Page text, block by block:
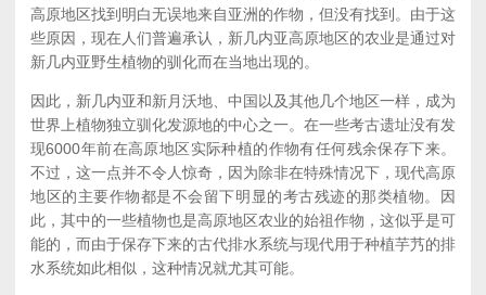
高原地区找到明白无误地来自亚洲的作物，但没有找到。由于这
些原因，现在人们普遍承认，新几内亚高原地区的农业是通过对
新几内亚野生植物的驯化而在当地出现的。
因此，新几内亚和新月沃地、中国以及其他几个地区一样，成为
世界上植物独立驯化发源地的中心之一。在一些考古遗址没有发
现6000年前在高原地区实际种植的作物有任何残余保存下来。
不过，这一点并不令人惊奇，因为除非在特殊情况下，现代高原
地区的主要作物都是不会留下明显的考古残迹的那类植物。因
此，其中的一些植物也是高原地区农业的始祖作物，这似乎是可
能的，而由于保存下来的古代排水系统与现代用于种植芋艿的排
水系统如此相似，这种情况就尤其可能。